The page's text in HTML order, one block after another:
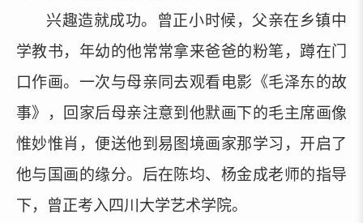
兴趣造就成功。曾正小时候，父亲在乡镇中
学教书，年幼的他常常拿来爸爸的粉笔，蹲在门
口作画。一次与母亲同去观看电影《毛泽东的故
事》，回家后母亲注意到他默画下的毛主席画像
惟妙惟肖，便送他到易图境画家那学习，开启了
他与国画的缘分。后在陈均、杨金成老师的指导
下，曾正考入四川大学艺术学院。